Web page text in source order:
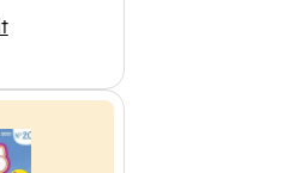
accordéons - Wapiti Collector